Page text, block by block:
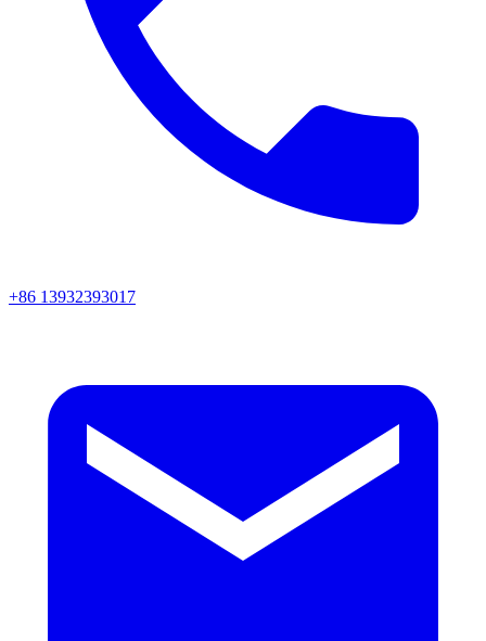
+86 13932393017